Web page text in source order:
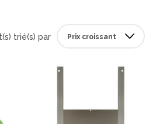
trié(s) par